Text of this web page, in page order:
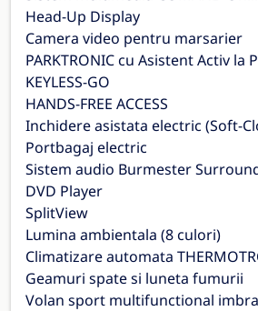
Head-Up Display
Camera video pentru marsarier
PARKTRONIC cu Asistent Activ la
KEYLESS-GO
HANDS-FREE ACCESS
Inchidere asistata electric (Soft-
Portbagaj electric
Sistem audio Burmester
DVD Player
SplitView
Lumina ambientala (8 culori)
Climatizare automata
Geamuri spate si luneta fumurii
Volan sport multifunctional